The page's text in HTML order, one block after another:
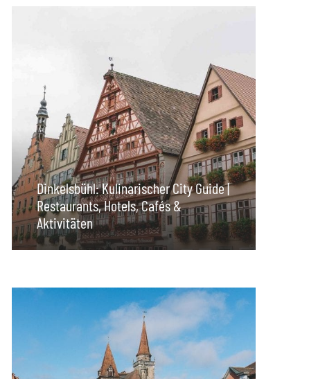
Dinkelsbühl: Kulinarischer City Guide |
Restaurants, Hotels, Cafés &
Aktivitäten